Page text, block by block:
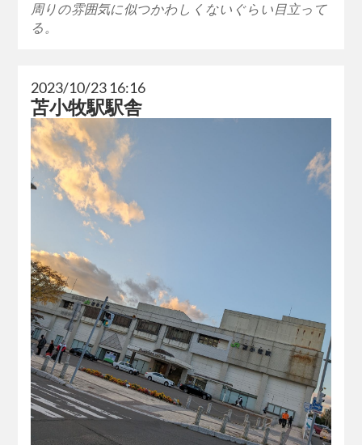
周りの雰囲気に似つかわしくないぐらい目立って
る。
2023/10/23 16:16
苫小牧駅駅舎